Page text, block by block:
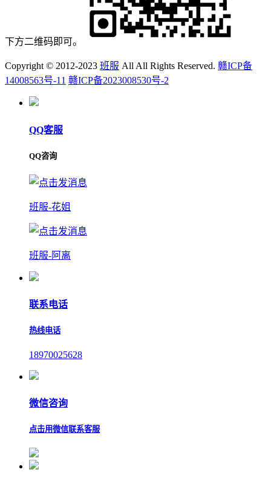
下方二维码即可。
Copyright © 2012-2023 班服 All All Rights Reserved. 赣ICP备
14008563号-11 赣ICP备2023008530号-2
QQ客服
QQ咨询
班服-花姐
班服-阿离
联系电话
热线电话
18970025628
微信咨询
点击用微信联系客服